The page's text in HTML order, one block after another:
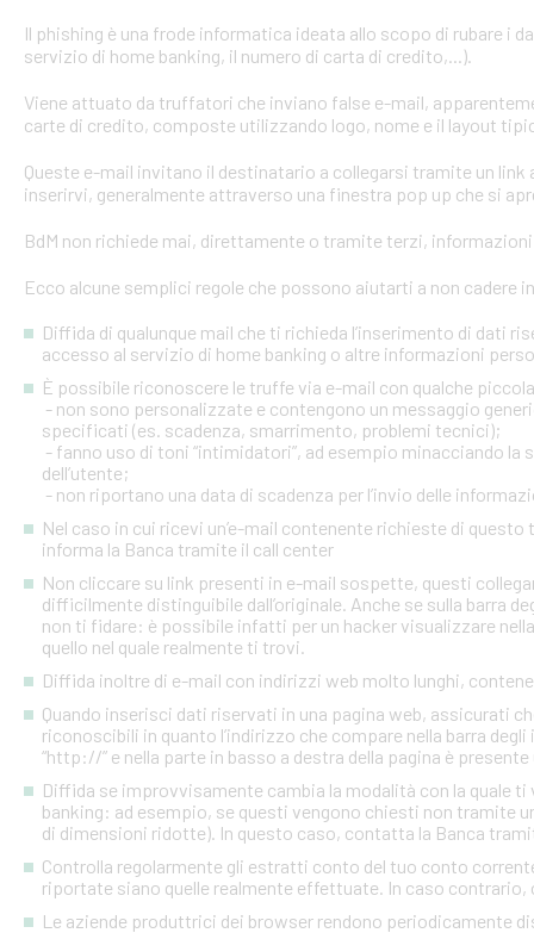
Il phishing è una frode informatica ideata allo scopo di rubare i
servizio di home banking, il numero di carta di credito,...).
Viene attuato da truffatori che inviano false e-mail,
carte di credito, composte utilizzando logo, nome e il layout
Queste e-mail invitano il destinatario a collegarsi tramite un
inserirvi, generalmente attraverso una finestra pop up che si
BdM non richiede mai, direttamente o tramite terzi,
Ecco alcune semplici regole che possono aiutarti a non cadere
Diffida di qualunque mail che ti richieda l’inserimento di dati
accesso al servizio di home banking o altre informazioni
È possibile riconoscere le truffe via e-mail con qualche
- non sono personalizzate e contengono un messaggio
specificati (es. scadenza, smarrimento, problemi tecnici);
- fanno uso di toni “intimidatori”, ad esempio minacciando
dell’utente;
- non riportano una data di scadenza per l’invio delle
Nel caso in cui ricevi un’e-mail contenente richieste di
informa la Banca tramite il call center
Non cliccare su link presenti in e-mail sospette, questi
difficilmente distinguibile dall’originale. Anche se sulla barra
non ti fidare: è possibile infatti per un hacker visualizzare
quello nel quale realmente ti trovi.
Diffida inoltre di e-mail con indirizzi web molto lunghi,
Quando inserisci dati riservati in una pagina web, assicurati
riconoscibili in quanto l’indirizzo che compare nella barra
“http://” e nella parte in basso a destra della pagina è
Diffida se improvvisamente cambia la modalità con la quale
banking: ad esempio, se questi vengono chiesti non tramite
di dimensioni ridotte). In questo caso, contatta la Banca
Controlla regolarmente gli estratti conto del tuo conto
riportate siano quelle realmente effettuate. In caso
Le aziende produttrici dei browser rendono periodicamente